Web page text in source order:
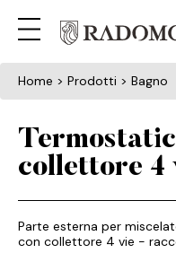
Home > Prodotti > Bagno
collettore 4
Parte esterna per
con collettore 4 vie -